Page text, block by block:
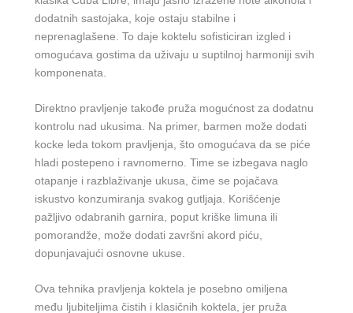
dodatnih sastojaka, koje ostaju stabilne i
neprenaglašene. To daje koktelu sofisticiran izgled i
omogućava gostima da uživaju u suptilnoj harmoniji svih
komponenata.
Direktno pravljenje takođe pruža mogućnost za dodatnu
kontrolu nad ukusima. Na primer, barmen može dodati
kocke leda tokom pravljenja, što omogućava da se piće
hladi postepeno i ravnomerno. Time se izbegava naglo
otapanje i razblaživanje ukusa, čime se pojačava
iskustvo konzumiranja svakog gutljaja. Korišćenje
pažljivo odabranih garnira, poput kriške limuna ili
pomorandže, može dodati završni akord piću,
dopunjavajući osnovne ukuse.
Ova tehnika pravljenja koktela je posebno omiljena
među ljubiteljima čistih i klasičnih koktela, jer pruža